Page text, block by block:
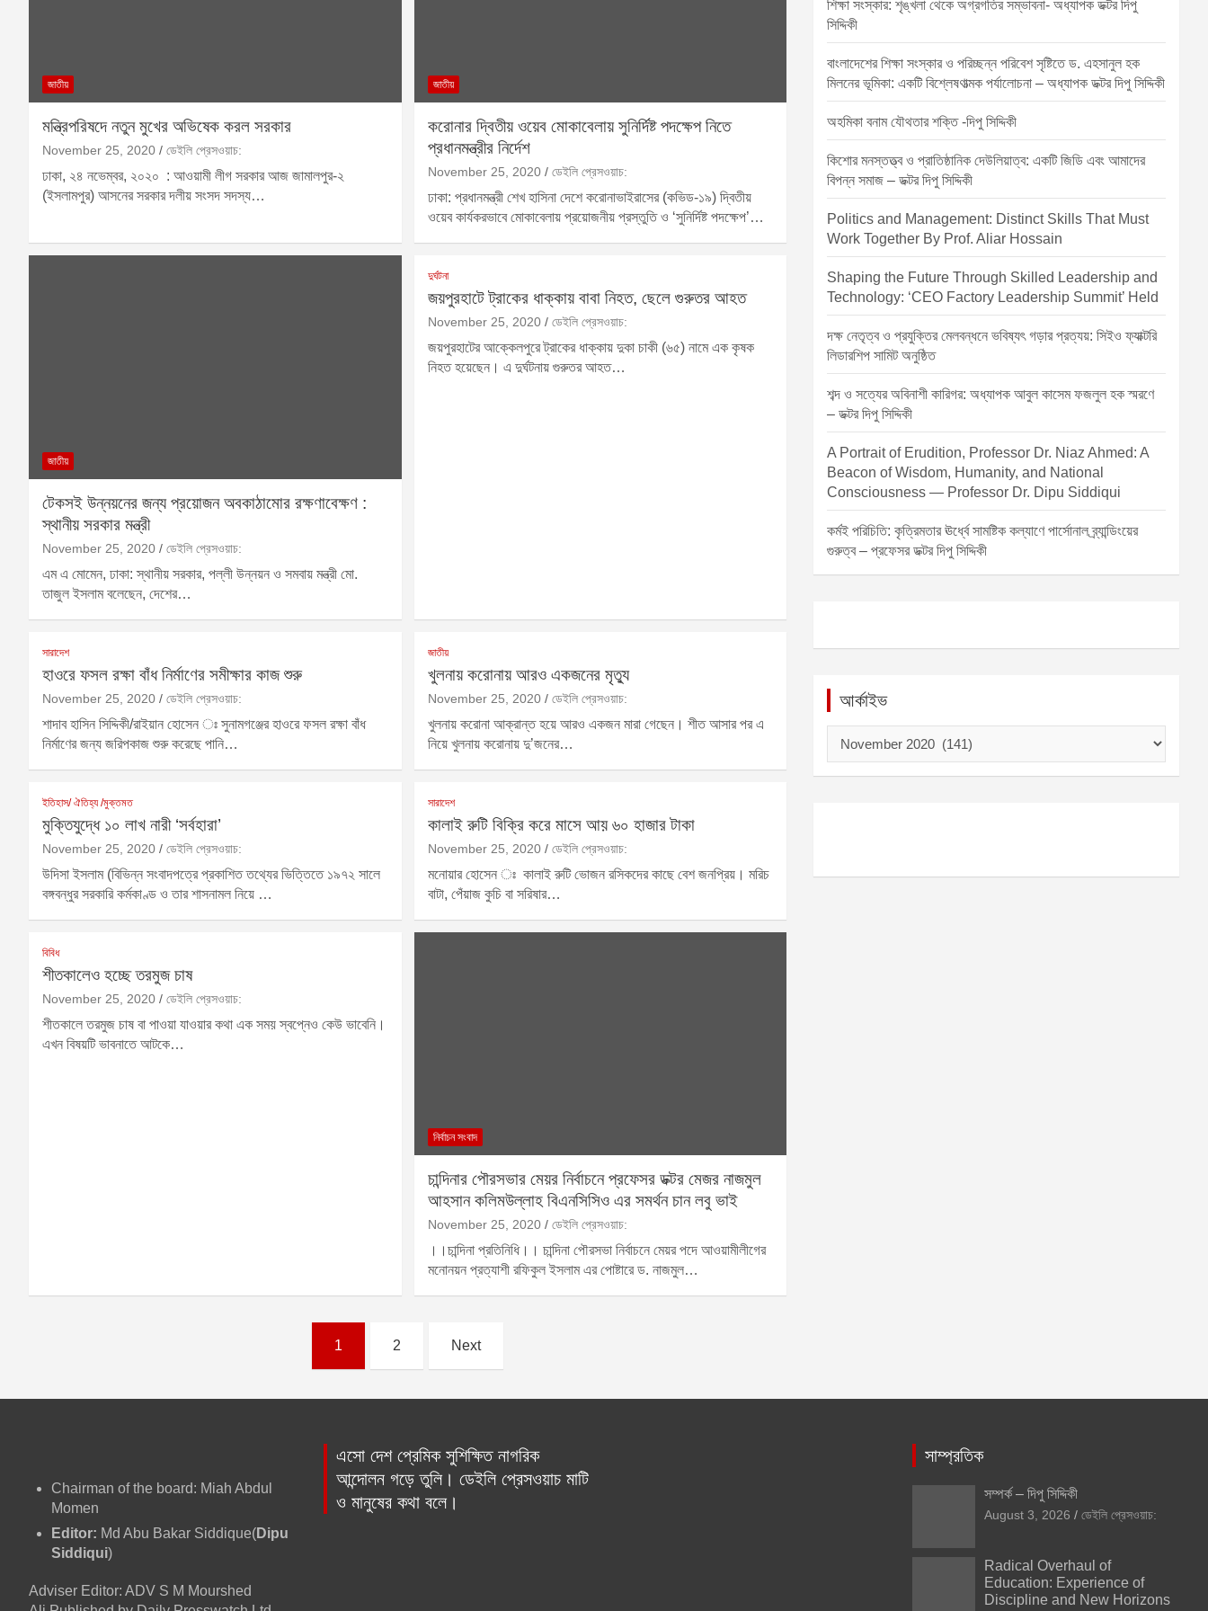
জাতীয়
মন্ত্রিপরিষদে নতুন মুখের অভিষেক করল সরকার
November 25, 2020 ডেইলি প্রেসওয়াচ:
ঢাকা, ২৪ নভেম্বর, ২০২০ : আওয়ামী লীগ সরকার আজ জামালপুর-২
(ইসলামপুর) আসনের সরকার দলীয় সংসদ সদস্য…
জাতীয়
করোনার দ্বিতীয় ওয়েব মোকাবেলায় সুনির্দিষ্ট পদক্ষেপ নিতে
প্রধানমন্ত্রীর নির্দেশ
November 25, 2020 ডেইলি প্রেসওয়াচ:
ঢাকা: প্রধানমন্ত্রী শেখ হাসিনা দেশে করোনাভাইরাসের (কভিড-১৯) দ্বিতীয়
ওয়েব কার্যকরভাবে মোকাবেলায় প্রয়োজনীয় প্রস্তুতি ও ‘সুনির্দিষ্ট পদক্ষেপ’…
জাতীয়
টেকসই উন্নয়নের জন্য প্রয়োজন অবকাঠামোর রক্ষণাবেক্ষণ :
স্থানীয় সরকার মন্ত্রী
November 25, 2020 ডেইলি প্রেসওয়াচ:
এম এ মোমেন, ঢাকা: স্থানীয় সরকার, পল্লী উন্নয়ন ও সমবায় মন্ত্রী মো.
তাজুল ইসলাম বলেছেন, দেশের…
দুর্ঘটনা
জয়পুরহাটে ট্রাকের ধাক্কায় বাবা নিহত, ছেলে গুরুতর আহত
November 25, 2020 ডেইলি প্রেসওয়াচ:
জয়পুরহাটের আক্কেলপুরে ট্রাকের ধাক্কায় দুকা চাকী (৬৫) নামে এক কৃষক
নিহত হয়েছেন। এ দুর্ঘটনায় গুরুতর আহত…
সারাদেশ
হাওরে ফসল রক্ষা বাঁধ নির্মাণের সমীক্ষার কাজ শুরু
November 25, 2020 ডেইলি প্রেসওয়াচ:
শাদাব হাসিন সিদ্দিকী/রাইয়ান হোসেন ঃ সুনামগঞ্জের হাওরে ফসল রক্ষা বাঁধ
নির্মাণের জন্য জরিপকাজ শুরু করেছে পানি…
জাতীয়
খুলনায় করোনায় আরও একজনের মৃত্যু
November 25, 2020 ডেইলি প্রেসওয়াচ:
খুলনায় করোনা আক্রান্ত হয়ে আরও একজন মারা গেছেন। শীত আসার পর এ
নিয়ে খুলনায় করোনায় দু’জনের…
ইতিহাস/ ঐতিহ্য /মুক্তমত
মুক্তিযুদ্ধে ১০ লাখ নারী ‘সর্বহারা’
November 25, 2020 ডেইলি প্রেসওয়াচ:
উদিসা ইসলাম (বিভিন্ন সংবাদপত্রে প্রকাশিত তথ্যের ভিত্তিতে ১৯৭২ সালে
বঙ্গবন্ধুর সরকারি কর্মকাণ্ড ও তার শাসনামল নিয়ে …
সারাদেশ
কালাই রুটি বিক্রি করে মাসে আয় ৬০ হাজার টাকা
November 25, 2020 ডেইলি প্রেসওয়াচ:
মনোয়ার হোসেন ঃ কালাই রুটি ভোজন রসিকদের কাছে বেশ জনপ্রিয়। মরিচ
বাটা, পেঁয়াজ কুচি বা সরিষার…
বিবিধ
শীতকালেও হচ্ছে তরমুজ চাষ
November 25, 2020 ডেইলি প্রেসওয়াচ:
শীতকালে তরমুজ চাষ বা পাওয়া যাওয়ার কথা এক সময় স্বপ্নেও কেউ ভাবেনি।
এখন বিষয়টি ভাবনাতে আটকে…
নির্বাচন সংবাদ
চান্দিনার পৌরসভার মেয়র নির্বাচনে প্রফেসর ডক্টর মেজর নাজমুল
আহসান কলিমউল্লাহ বিএনসিসিও এর সমর্থন চান লবু ভাই
November 25, 2020 ডেইলি প্রেসওয়াচ:
।।চান্দিনা প্রতিনিধি।। চান্দিনা পৌরসভা নির্বাচনে মেয়র পদে আওয়ামীলীগের
মনোনয়ন প্রত্যাশী রফিকুল ইসলাম এর পোষ্টারে ড. নাজমুল…
s
p
g
1 2 Next
শিক্ষা সংস্কার: শৃঙ্খলা থেকে অগ্রগতির সম্ভাবনা- অধ্যাপক ডক্টর দিপু
সিদ্দিকী
বাংলাদেশের শিক্ষা সংস্কার ও পরিচ্ছন্ন পরিবেশ সৃষ্টিতে ড. এহসানুল হক
মিলনের ভূমিকা: একটি বিশ্লেষণাত্মক পর্যালোচনা – অধ্যাপক ডক্টর দিপু সিদ্দিকী
অহমিকা বনাম যৌথতার শক্তি -দিপু সিদ্দিকী
কিশোর মনস্তত্ত্ব ও প্রাতিষ্ঠানিক দেউলিয়াত্ব: একটি জিডি এবং আমাদের
বিপন্ন সমাজ – ডক্টর দিপু সিদ্দিকী
Politics and Management: Distinct Skills That Must
Work Together By Prof. Aliar Hossain
Shaping the Future Through Skilled Leadership and
Technology: ‘CEO Factory Leadership Summit’ Held
দক্ষ নেতৃত্ব ও প্রযুক্তির মেলবন্ধনে ভবিষ্যৎ গড়ার প্রত্যয়: সিইও ফ্যাক্টরি
লিডারশিপ সামিট অনুষ্ঠিত
শব্দ ও সত্যের অবিনাশী কারিগর: অধ্যাপক আবুল কাসেম ফজলুল হক স্মরণে
– ডক্টর দিপু সিদ্দিকী
A Portrait of Erudition, Professor Dr. Niaz Ahmed: A
Beacon of Wisdom, Humanity, and National
Consciousness — Professor Dr. Dipu Siddiqui
কর্মই পরিচিতি: কৃত্রিমতার ঊর্ধ্বে সামষ্টিক কল্যাণে পার্সোনাল ব্র্যান্ডিংয়ের
গুরুত্ব – প্রফেসর ডক্টর দিপু সিদ্দিকী
আর্কাইভ
ই
Chairman of the board: Miah Abdul
Momen
Editor: Md Abu Bakar Siddique(Dipu
Siddiqui)
Adviser Editor: ADV S M Mourshed
এসো দেশ প্রেমিক সুশিক্ষিত নাগরিক
আন্দোলন গড়ে তুলি। ডেইলি প্রেসওয়াচ মাটি
ও মানুষের কথা বলে।
সাম্প্রতিক
সম্পর্ক – দিপু সিদ্দিকী
August 3, 2026 ডেইলি প্রেসওয়াচ:
Radical Overhaul of
Education: Experience of
Discipline and New Horizons